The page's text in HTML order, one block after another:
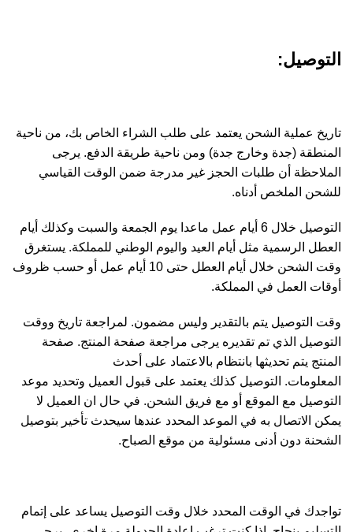
التوصيل:
تاريخ عملية الشحن يعتمد على طلب الشراء الخاص بك، من ناحية
المنطقة (جدة وخارج جدة) ومن ناحية طريقة الدفع. يرجى
الملاحظة أن طلبات الحجز غير مدرجة ضمن الوقت القياسي
للشحن الملخص أدناه.
التوصيل خلال 6 أيام عمل ماعدا يوم الجمعة والسبت وكذلك أيام
العطل الرسمية مثل أيام العيد واليوم الوطني للمملكة. يستغرق
وقت الشحن خلال أيام العطل حتى 10 أيام عمل أو حسب ظروف
أوقات العمل في المملكة.
وقت التوصيل يتم بالتقدير وليس مضمون. لمراجعة تاريخ ووقت
التوصيل الذي تم تقديره يرجى مراجعة صفحة المنتج. صفحة
المنتج يتم تحديثها بانتظام بالاعتماد على أحدث
المعلومات. التوصيل كذلك يعتمد على قبول العميل وتحديد موعد
التوصيل مع الموقع أو مع فريق الشحن. في حال ان العميل لا
يمكن الاتصال به في الموعد المحدد عندها سيحدث تأخير بتوصيل
الشحنة دون أدنى مسئولية من موقع الصباح.
تواجدك في الوقت المحدد خلال وقت التوصيل يساعد على إتمام